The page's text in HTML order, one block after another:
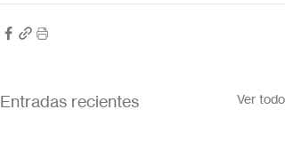
Entradas recientes Ver todo